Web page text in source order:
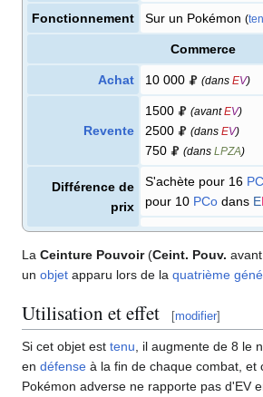
Fonctionnement Sur un Pokémon (
Commerce
Achat 10 000 (dans EV)
Revente
1500 (avantEV)
2500 (dans EV)
750 (dans LPZA)
Différence de
prix
S'achète pour 16
pour 10 PCo dans E
La Ceinture Pouvoir(Ceint. Pouv. avant
un objet apparu lors de la quatrième
Utilisation et effet [modifier]
Si cet objet est tenu , il augmente de 8 le
en défense à la fin de chaque combat, et
Pokémon adverse ne rapporte pas d'EV